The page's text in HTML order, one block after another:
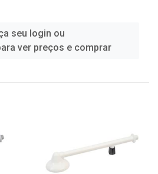
seu login ou
ver preços e comprar